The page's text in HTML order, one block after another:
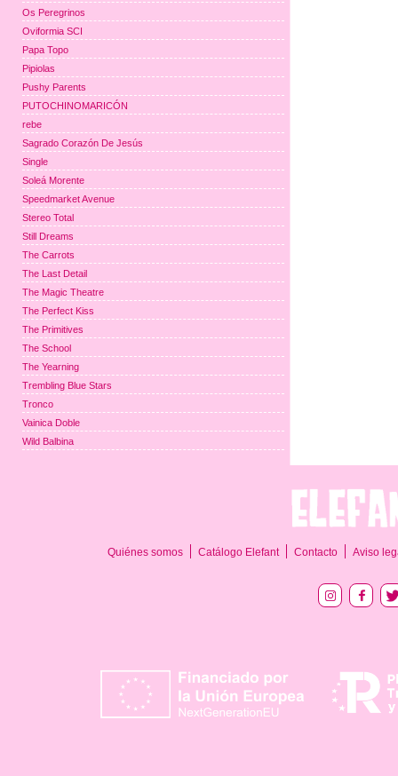
Os Peregrinos
Oviformia SCI
Papa Topo
Pipiolas
Pushy Parents
PUTOCHINOMARICÓN
rebe
Sagrado Corazón De Jesús
Single
Soleá Morente
Speedmarket Avenue
Stereo Total
Still Dreams
The Carrots
The Last Detail
The Magic Theatre
The Perfect Kiss
The Primitives
The School
The Yearning
Trembling Blue Stars
Tronco
Vainica Doble
Wild Balbina
Quiénes somos Catálogo Elefant Contacto Aviso